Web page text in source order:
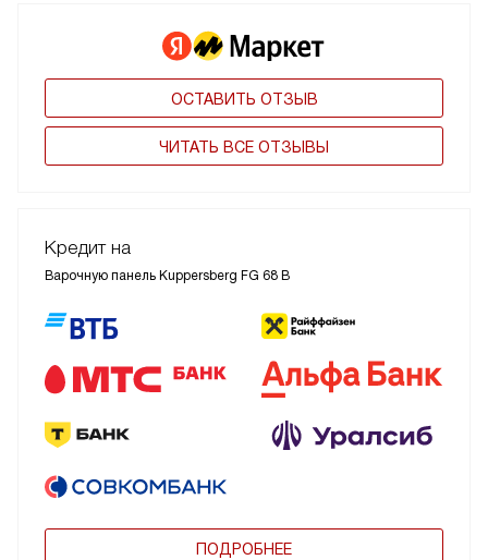
ОСТАВИТЬ ОТЗЫВ
ЧИТАТЬ ВСЕ ОТЗЫВЫ
Кредит на
Варочную панель Kuppersberg FG 68 B
ПОДРОБНЕЕ